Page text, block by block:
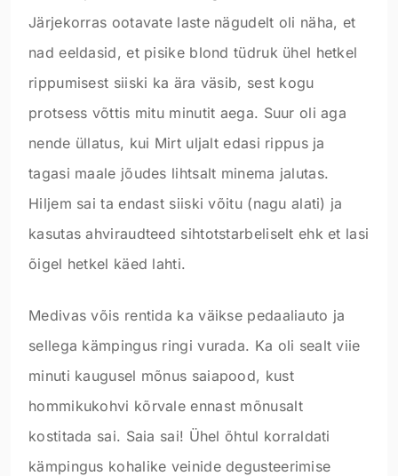
Järjekorras ootavate laste nägudelt oli näha, et
nad eeldasid, et pisike blond tüdruk ühel hetkel
rippumisest siiski ka ära väsib, sest kogu
protsess võttis mitu minutit aega. Suur oli aga
nende üllatus, kui Mirt uljalt edasi rippus ja
tagasi maale jõudes lihtsalt minema jalutas.
Hiljem sai ta endast siiski võitu (nagu alati) ja
kasutas ahviraudteed sihtotstarbeliselt ehk et lasi
õigel hetkel käed lahti.
Medivas võis rentida ka väikse pedaaliauto ja
sellega kämpingus ringi vurada. Ka oli sealt viie
minuti kaugusel mõnus saiapood, kust
hommikukohvi kõrvale ennast mõnusalt
kostitada sai. Saia sai! Ühel õhtul korraldati
kämpingus kohalike veinide degusteerimise